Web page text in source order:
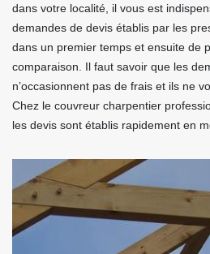
dans votre localité, il vous est
demandes de devis établis par les
dans un premier temps et ensuite de
comparaison. Il faut savoir que les
n’occasionnent pas de frais et ils ne
Chez le couvreur charpentier
les devis sont établis rapidement en